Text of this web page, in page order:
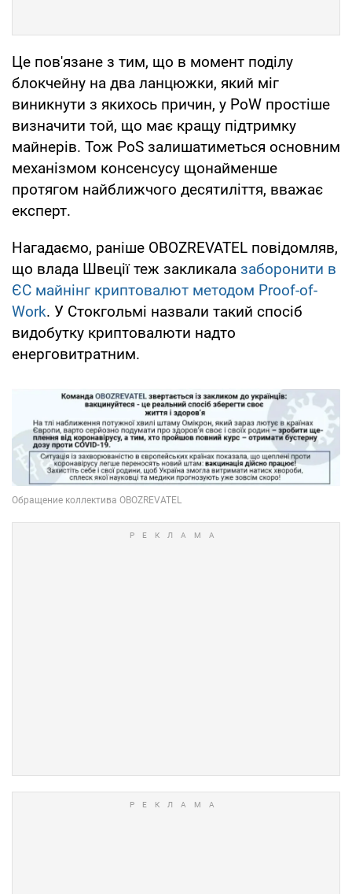
Це пов'язане з тим, що в момент поділу
блокчейну на два ланцюжки, який міг
виникнути з якихось причин, у PoW простіше
визначити той, що має кращу підтримку
майнерів. Тож PoS залишатиметься основним
механізмом консенсусу щонайменше
протягом найближчого десятиліття, вважає
експерт.
Нагадаємо, раніше OBOZREVATEL повідомляв,
що влада Швеції теж закликала заборонити в
ЄС майнінг криптовалют методом Proof-of-
Work. У Стокгольмі назвали такий спосіб
видобутку криптовалюти надто
енерговитратним.